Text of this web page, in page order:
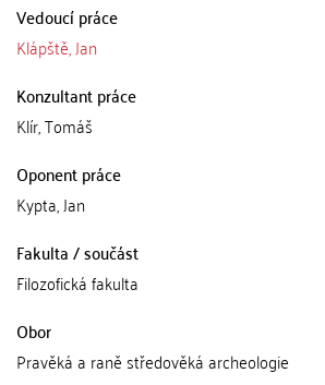
Vedoucí práce
Klápště, Jan
Konzultant práce
Klír, Tomáš
Oponent práce
Kypta, Jan
Fakulta / součást
Filozofická fakulta
Obor
Pravěká a raně středověká archeologie